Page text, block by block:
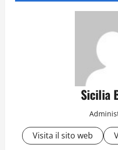
Sicilia
Visita il sito web